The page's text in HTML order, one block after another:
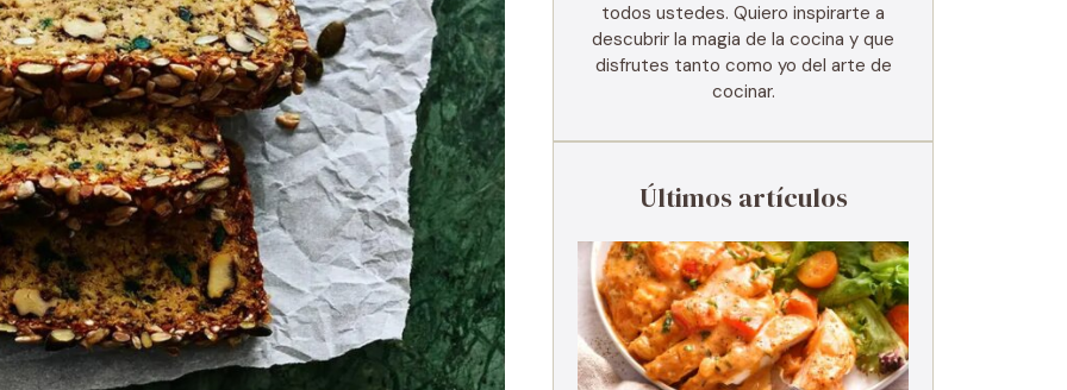
todos ustedes. Quiero inspirarte a
descubrir la magia de la cocina y que
disfrutes tanto como yo del arte de
cocinar.
Últimos artículos